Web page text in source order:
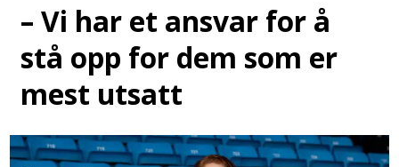
– Vi har et ansvar for å
stå opp for dem som er
mest utsatt